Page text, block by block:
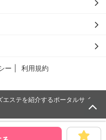
ー
利用規約
ステを紹介するポータルサイ